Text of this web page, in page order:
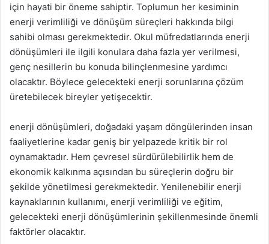
için hayati bir öneme sahiptir. Toplumun her kesiminin
enerji verimliliği ve dönüşüm süreçleri hakkında bilgi
sahibi olması gerekmektedir. Okul müfredatlarında enerji
dönüşümleri ile ilgili konulara daha fazla yer verilmesi,
genç nesillerin bu konuda bilinçlenmesine yardımcı
olacaktır. Böylece gelecekteki enerji sorunlarına çözüm
üretebilecek bireyler yetişecektir.
enerji dönüşümleri, doğadaki yaşam döngülerinden insan
faaliyetlerine kadar geniş bir yelpazede kritik bir rol
oynamaktadır. Hem çevresel sürdürülebilirlik hem de
ekonomik kalkınma açısından bu süreçlerin doğru bir
şekilde yönetilmesi gerekmektedir. Yenilenebilir enerji
kaynaklarının kullanımı, enerji verimliliği ve eğitim,
gelecekteki enerji dönüşümlerinin şekillenmesinde önemli
faktörler olacaktır.